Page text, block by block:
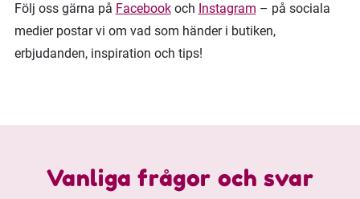
Följ oss gärna på Facebookoch Instagram – på sociala
medier postar vi om vad som händer i butiken,
erbjudanden, inspiration och tips!
Vanliga frågor och svar